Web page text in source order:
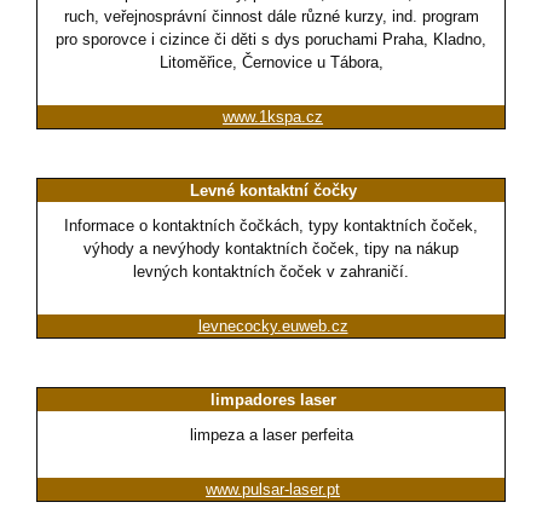
ruch, veřejnosprávní činnost dále různé kurzy, ind. program
pro sporovce i cizince či děti s dys poruchami Praha, Kladno,
Litoměřice, Černovice u Tábora,
www.1kspa.cz
Levné kontaktní čočky
Informace o kontaktních čočkách, typy kontaktních čoček,
výhody a nevýhody kontaktních čoček, tipy na nákup
levných kontaktních čoček v zahraničí.
levnecocky.euweb.cz
limpadores laser
limpeza a laser perfeita
www.pulsar-laser.pt